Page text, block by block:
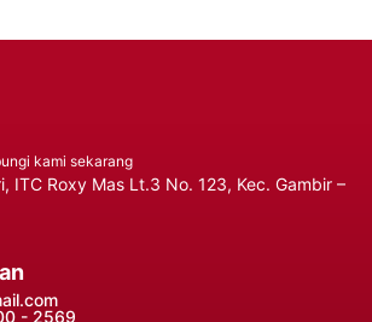
kami sekarang
ITC Roxy Mas Lt.3 No. 123, Kec. Gambir –
- 2569